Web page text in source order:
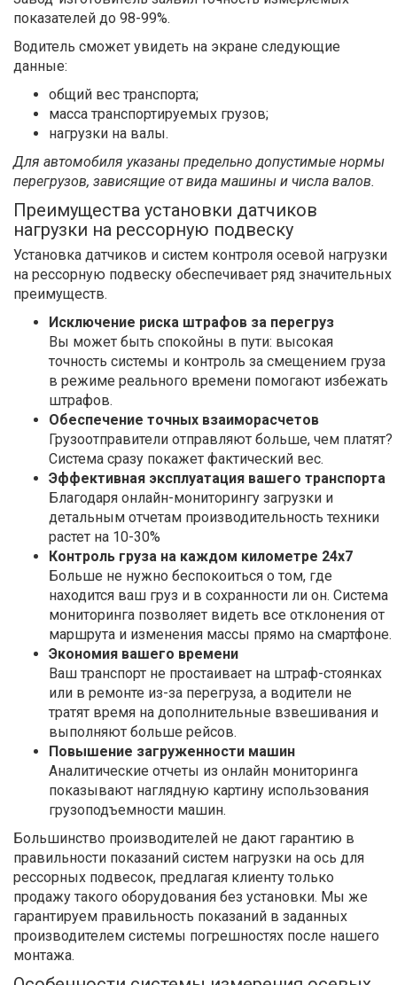
показателей до 98-99%.
Водитель сможет увидеть на экране следующие
данные:
общий вес транспорта;
масса транспортируемых грузов;
нагрузки на валы.
Для автомобиля указаны предельно допустимые нормы
перегрузов, зависящие от вида машины и числа валов.
Преимущества установки датчиков
нагрузки на рессорную подвеску
Установка датчиков и систем контроля осевой нагрузки
на рессорную подвеску обеспечивает ряд значительных
преимуществ.
Исключение риска штрафов за перегруз
Вы может быть спокойны в пути: высокая
точность системы и контроль за смещением груза
в режиме реального времени помогают избежать
штрафов.
Обеспечение точных взаиморасчетов
Грузоотправители отправляют больше, чем платят?
Система сразу покажет фактический вес.
Эффективная эксплуатация вашего транспорта
Благодаря онлайн-мониторингу загрузки и
детальным отчетам производительность техники
растет на 10-30%
Контроль груза на каждом километре 24х7
Больше не нужно беспокоиться о том, где
находится ваш груз и в сохранности ли он. Система
мониторинга позволяет видеть все отклонения от
маршрута и изменения массы прямо на смартфоне.
Экономия вашего времени
Ваш транспорт не простаивает на штраф-стоянках
или в ремонте из-за перегруза, а водители не
тратят время на дополнительные взвешивания и
выполняют больше рейсов.
Повышение загруженности машин
Аналитические отчеты из онлайн мониторинга
показывают наглядную картину использования
грузоподъемности машин.
Большинство производителей не дают гарантию в
правильности показаний систем нагрузки на ось для
рессорных подвесок, предлагая клиенту только
продажу такого оборудования без установки. Мы же
гарантируем правильность показаний в заданных
производителем системы погрешностях после нашего
монтажа.